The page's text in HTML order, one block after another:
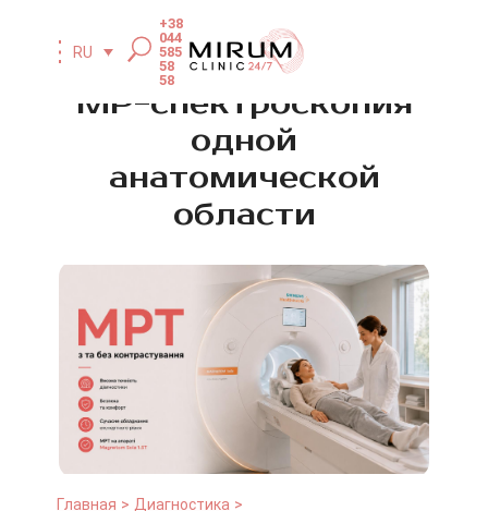
RU
+38
044
585
58
58
МР-спектроскопия
одной
анатомической
области
Главная
Диагностика